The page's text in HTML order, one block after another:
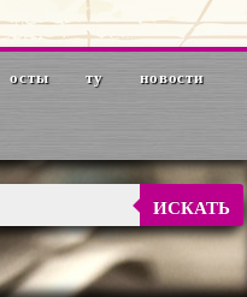
осты ту новости
ИСКАТЬ